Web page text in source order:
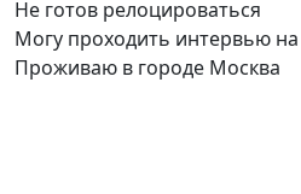
Не готов релоцироваться
Могу проходить интервью
Проживаю в городе Москва